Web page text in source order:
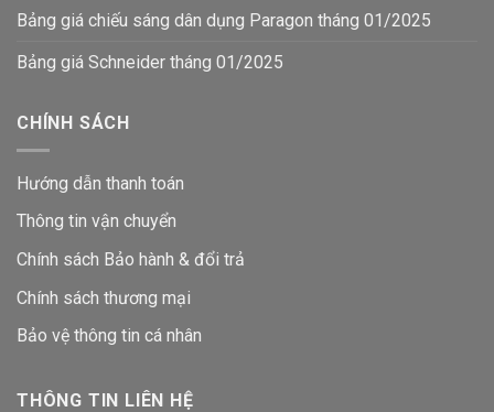
Bảng giá chiếu sáng dân dụng Paragon tháng 01/2025
Bảng giá Schneider tháng 01/2025
CHÍNH SÁCH
Hướng dẫn thanh toán
Thông tin vận chuyển
Chính sách Bảo hành & đổi trả
Chính sách thương mại
Bảo vệ thông tin cá nhân
THÔNG TIN LIÊN HỆ